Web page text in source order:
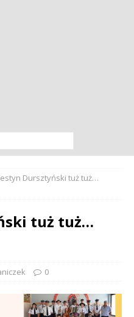
Dursztyński tuż tuż…
tuż tuż…
0